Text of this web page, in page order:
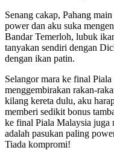
Senang cakap, Pahang
power dan aku suka
Bandar Temerloh, lubuk
tanyakan sendiri dengan
dengan ikan patin.
Selangor mara ke final
menggembirakan rakan-
kilang kereta dulu, aku
memberi sedikit bonus
ke final Piala Malaysia juga
adalah pasukan paling
Tiada kompromi!